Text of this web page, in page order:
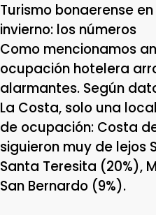
Turismo bonaerense
invierno: los números
Como mencionamos
ocupación hotelera
alarmantes. Según
La Costa, solo una
de ocupación: Costa
siguieron muy de lejos
Santa Teresita (20%),
San Bernardo (9%).